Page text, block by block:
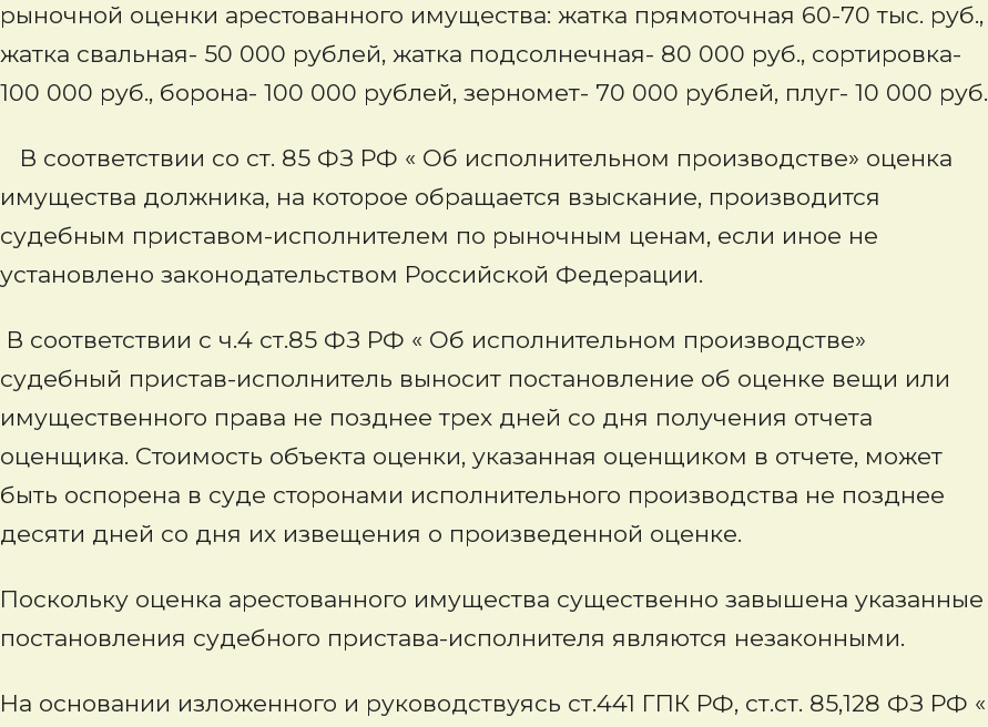
рыночной оценки арестованного имущества: жатка прямоточная 60-70 тыс. руб.,
жатка свальная- 50 000 рублей, жатка подсолнечная- 80 000 руб., сортировка-
100 000 руб., борона- 100 000 рублей, зерномет- 70 000 рублей, плуг- 10 000 руб.
В соответствии со ст. 85 ФЗ РФ « Об исполнительном производстве» оценка
имущества должника, на которое обращается взыскание, производится
судебным приставом-исполнителем по рыночным ценам, если иное не
установлено законодательством Российской Федерации.
В соответствии с ч.4 ст.85 ФЗ РФ « Об исполнительном производстве»
судебный пристав-исполнитель выносит постановление об оценке вещи или
имущественного права не позднее трех дней со дня получения отчета
оценщика. Стоимость объекта оценки, указанная оценщиком в отчете, может
быть оспорена в суде сторонами исполнительного производства не позднее
десяти дней со дня их извещения о произведенной оценке.
Поскольку оценка арестованного имущества существенно завышена указанные
постановления судебного пристава-исполнителя являются незаконными.
На основании изложенного и руководствуясь ст.441 ГПК РФ, ст.ст. 85,128 ФЗ РФ «